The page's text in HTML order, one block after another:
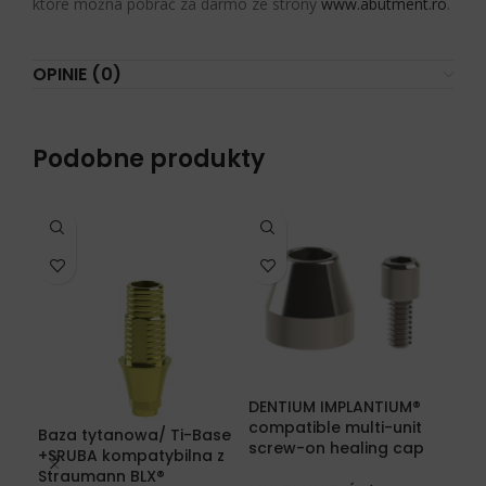
OPINIE (0)
Podobne produkty
Baza tytanowa/ Ti-Base
+SRUBA kompatybilna z
Straumann BLX®
DENTIUM IMPLANTIUM®
compatible multi-unit
screw-on healing cap